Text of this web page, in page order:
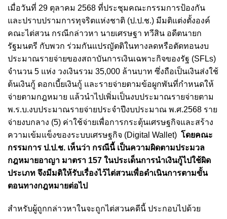
เมื่อวันที่ 29 ตุลาคม 2568 ที่ประชุมคณะกรรมการป้องกัน
และปราบปรามการทุจริตแห่งชาติ (ป.ป.ช.) มีมติแต่งตั้งองค์
คณะไต่สวน กรณีกล่าวหา นายเศรษฐา ทวีสิน อดีตนายก
รัฐมนตรี กับพวก ร่วมกันแปรญัตติในทางลดหรือตัดทอนงบ
ประมาณรายจ่ายของสถาบันการเงินเฉพาะกิจของรัฐ (SFLs)
จำนวน 5 แห่ง วงเงินรวม 35,000 ล้านบาท ซึ่งถือเป็นเงินส่งใช้
ต้นเงินกู้ ดอกเบี้ยเงินกู้ และรายจ่ายตามข้อผูกพันที่กำหนดให้
จ่ายตามกฎหมาย แล้วนำไปเพิ่มเป็นงบประมาณรายจ่ายตาม
พ.ร.บ.งบประมาณรายจ่ายประจำปีงบประมาณ พ.ศ.2568 ราย
จ่ายงบกลาง (5) ค่าใช้จ่ายเพื่อการกระตุ้นเศรษฐกิจและสร้าง
ความเข้มแข็งของระบบเศรษฐกิจ (Digital Wallet) โดยคณะ
กรรมการ ป.ป.ช. เห็นว่า กรณีนี้ เป็นความผิดตามประมวล
กฎหมายอาญา มาตรา 157 ในประเด็นการนำเงินกู้ไปใช้ผิด
ประเภท จึงมีมติให้รับเรื่องไว้ไต่สวนเพื่อดำเนินการตามขั้น
ตอนทางกฎหมายต่อไป
สำหรับผู้ถูกกล่าวหาในจะถูกไต่สวนคดีนี้ ประกอบไปด้วย